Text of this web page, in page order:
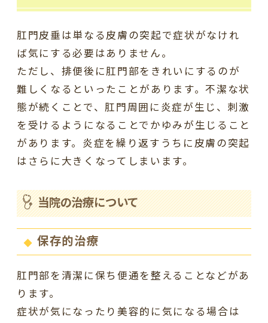
肛門皮垂は単なる皮膚の突起で症状がなけれ
ば気にする必要はありません。
ただし、排便後に肛門部をきれいにするのが
難しくなるといったことがあります。不潔な状
態が続くことで、肛門周囲に炎症が生じ、刺激
を受けるようになることでかゆみが生じること
があります。炎症を繰り返すうちに皮膚の突起
はさらに大きくなってしまいます。
当院の治療について
保存的治療
肛門部を清潔に保ち便通を整えることなどがあ
ります。
症状が気になったり美容的に気になる場合は